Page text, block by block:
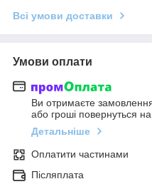
Всі умови доставки
Умови оплати
Ви отримаєте
або гроші повернуться
Детальніше
Оплатити частинами
Післяплата